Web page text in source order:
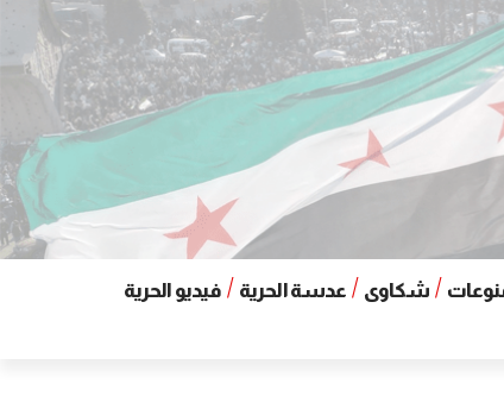
شكاوى عدسة الحرية
فيديو الحرية